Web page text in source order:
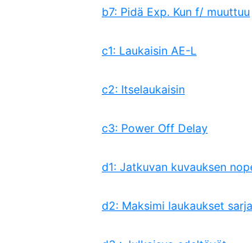
b7: Pidä Exp. Kun f/ muuttuu
c1: Laukaisin AE-L
c2: Itselaukaisin
c3: Power Off Delay
d1: Jatkuvan kuvauksen
d2: Maksimi laukaukset